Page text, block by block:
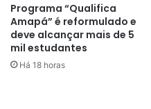
Programa “Qualifica
Amapá” é reformulado e
deve alcançar mais de 5
mil estudantes
Há 18 horas